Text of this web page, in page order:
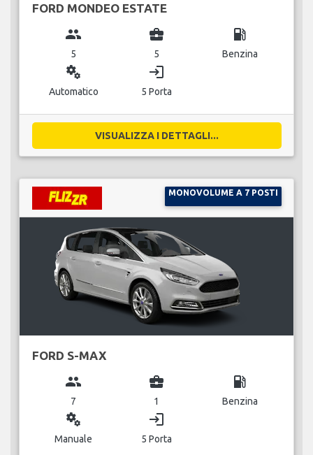
FORD MONDEO ESTATE
group
5
business_center
5
local_gas_station
Benzina
miscellaneous_services
Automatico
login
5 Porta
VISUALIZZA I DETTAGLI...
MONOVOLUME A 7 POSTI
FORD S-MAX
group
7
business_center
1
local_gas_station
Benzina
miscellaneous_services
Manuale
login
5 Porta